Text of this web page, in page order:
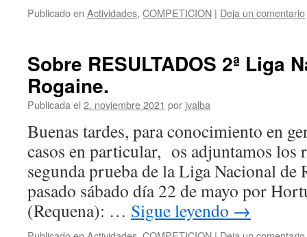
Publicado en Actividades, COMPETICION | Deja un comentario
Sobre RESULTADOS 2ª Liga
Rogaine.
Publicada el 2. noviembre 2021 por jvalba
Buenas tardes, para conocimiento en
casos en particular, os adjuntamos los
segunda prueba de la Liga Nacional de
pasado sábado día 22 de mayo por
(Requena): … Sigue leyendo →